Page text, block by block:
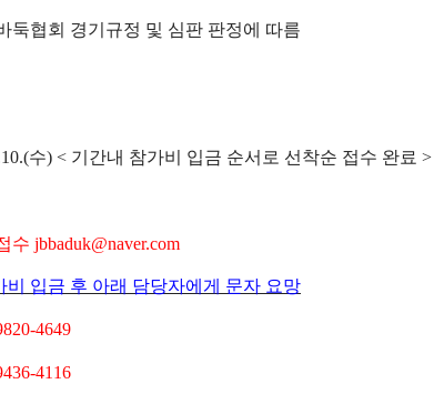
둑협회 경기규정 및 심판 판정에 따름
수) < 기간내 참가비 입금 순서로 선착순 접수 완료 >
수 jbbaduk@naver.com
비 입금 후 아래 담당자에게 문자 요망
4649
4116